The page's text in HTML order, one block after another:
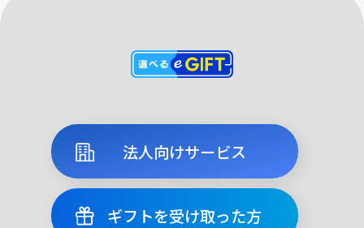
法人向けサービス
ギフトを受け取った方